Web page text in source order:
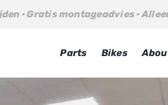
parts die we zelf
Parts Bikes